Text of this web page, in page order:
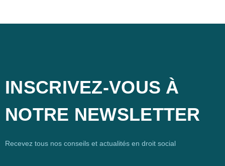
INSCRIVEZ-VOUS À
NOTRE NEWSLETTER
Recevez tous nos conseils et actualités en droit social